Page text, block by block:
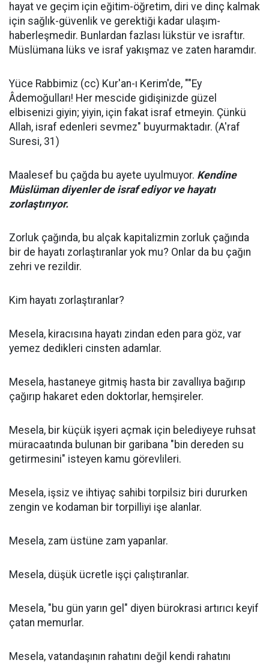
hayat ve geçim için eğitim-öğretim, diri ve dinç kalmak
için sağlık-güvenlik ve gerektiği kadar ulaşım-
haberleşmedir. Bunlardan fazlası lükstür ve israftır.
Müslümana lüks ve israf yakışmaz ve zaten haramdır.
Yüce Rabbimiz (cc) Kur'an-ı Kerim'de, ""Ey
Âdemoğulları! Her mescide gidişinizde güzel
elbisenizi giyin; yiyin, için fakat israf etmeyin. Çünkü
Allah, israf edenleri sevmez" buyurmaktadır. (A'raf
Suresi, 31)
Maalesef bu çağda bu ayete uyulmuyor. Kendine
Müslüman diyenler de israf ediyor ve hayatı
zorlaştırıyor.
Zorluk çağında, bu alçak kapitalizmin zorluk çağında
bir de hayatı zorlaştıranlar yok mu? Onlar da bu çağın
zehri ve rezildir.
Kim hayatı zorlaştıranlar?
Mesela, kiracısına hayatı zindan eden para göz, var
yemez dedikleri cinsten adamlar.
Mesela, hastaneye gitmiş hasta bir zavallıya bağırıp
çağırıp hakaret eden doktorlar, hemşireler.
Mesela, bir küçük işyeri açmak için belediyeye ruhsat
müracaatında bulunan bir garibana "bin dereden su
getirmesini" isteyen kamu görevlileri.
Mesela, işsiz ve ihtiyaç sahibi torpilsiz biri dururken
zengin ve kodaman bir torpilliyi işe alanlar.
Mesela, zam üstüne zam yapanlar.
Mesela, düşük ücretle işçi çalıştıranlar.
Mesela, "bu gün yarın gel" diyen bürokrasi artırıcı keyif
çatan memurlar.
Mesela, vatandaşının rahatını değil kendi rahatını